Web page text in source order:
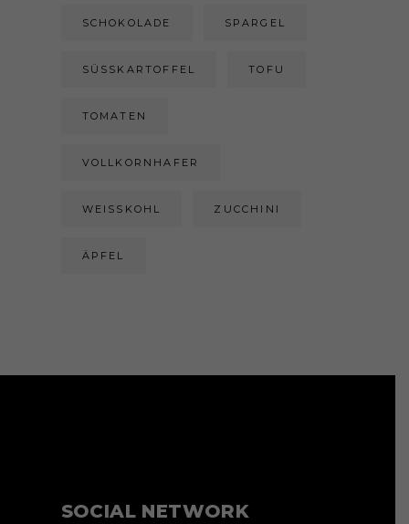
SCHOKOLADE SPARGEL
SÜSSKARTOFFEL TOFU
TOMATEN
VOLLKORNHAFER
WEISSKOHL ZUCCHINI
ÄPFEL
SOCIAL NETWORK